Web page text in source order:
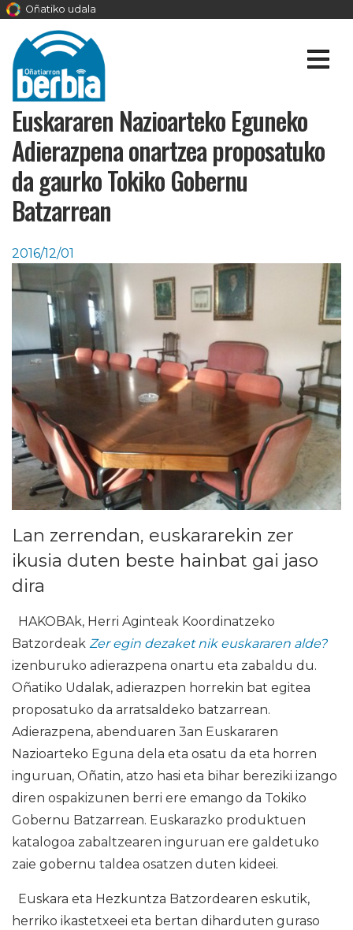
Oñatiko udala
Euskararen Nazioarteko Eguneko
Adierazpena onartzea proposatuko
da gaurko Tokiko Gobernu
Batzarrean
2016/12/01
Lan zerrendan, euskararekin zer
ikusia duten beste hainbat gai jaso
dira
HAKOBAk, Herri Aginteak Koordinatzeko
Batzordeak Zer egin dezaket nik euskararen alde?
izenburuko adierazpena onartu eta zabaldu du.
Oñatiko Udalak, adierazpen horrekin bat egitea
proposatuko da arratsaldeko batzarrean.
Adierazpena, abenduaren 3an Euskararen
Nazioarteko Eguna dela eta osatu da eta horren
inguruan, Oñatin, atzo hasi eta bihar bereziki izango
diren ospakizunen berri ere emango da Tokiko
Gobernu Batzarrean. Euskarazko produktuen
katalogoa zabaltzearen inguruan ere galdetuko
zaie gobernu taldea osatzen duten kideei.
Euskara eta Hezkuntza Batzordearen eskutik,
herriko ikastetxeei eta bertan diharduten guraso